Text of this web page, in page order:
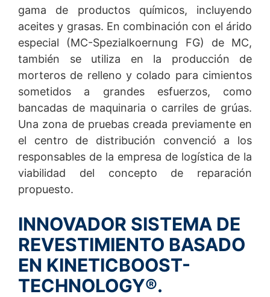
Las superficies de hormigón de las rampas de carga
en el principal centro de transbordo del norte del
proveedor de servicios marítimos Hermes en
Hannover-Langenhagen se habían deteriorado con
el paso del tiempo. La instalación de MC-Floor
TopSpeed, el revestimiento para suelos de rápida
aplicación y extremadamente resiliente de MC-
Bauchemie, remedió la situación, ofreciendo un
excelente acabado de la reparación.
gama de productos químicos, incluyendo
aceites y grasas. En combinación con el árido
especial (MC-Spezialkoernung FG) de MC,
también se utiliza en la producción de
morteros de relleno y colado para cimientos
sometidos a grandes esfuerzos, como
bancadas de maquinaria o carriles de grúas.
Una zona de pruebas creada previamente en
el centro de distribución convenció a los
responsables de la empresa de logística de la
viabilidad del concepto de reparación
propuesto.
INNOVADOR SISTEMA DE
REVESTIMIENTO BASADO
EN KINETICBOOST-
TECHNOLOGY®.